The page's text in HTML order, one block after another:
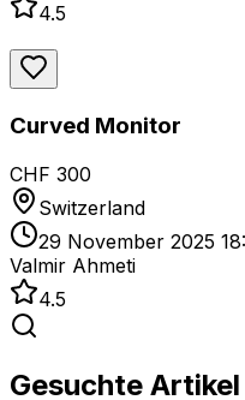
4.5
Curved Monitor
CHF 300
Switzerland
29 November 2025
Valmir Ahmeti
4.5
Gesuchte Artikel